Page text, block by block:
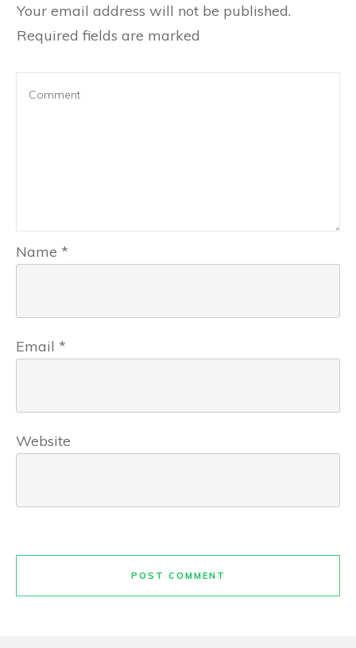
Your email address will not be published.
Required fields are marked
Name *
Email *
Website
POST COMMENT